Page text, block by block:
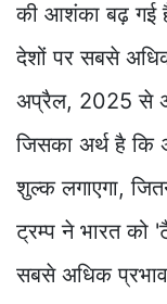
की आशंका बढ़ गई
देशों पर सबसे
अप्रैल, 2025 से
जिसका अर्थ है कि
शुल्क लगाएगा,
ट्रम्प ने भारत को
सबसे अधिक